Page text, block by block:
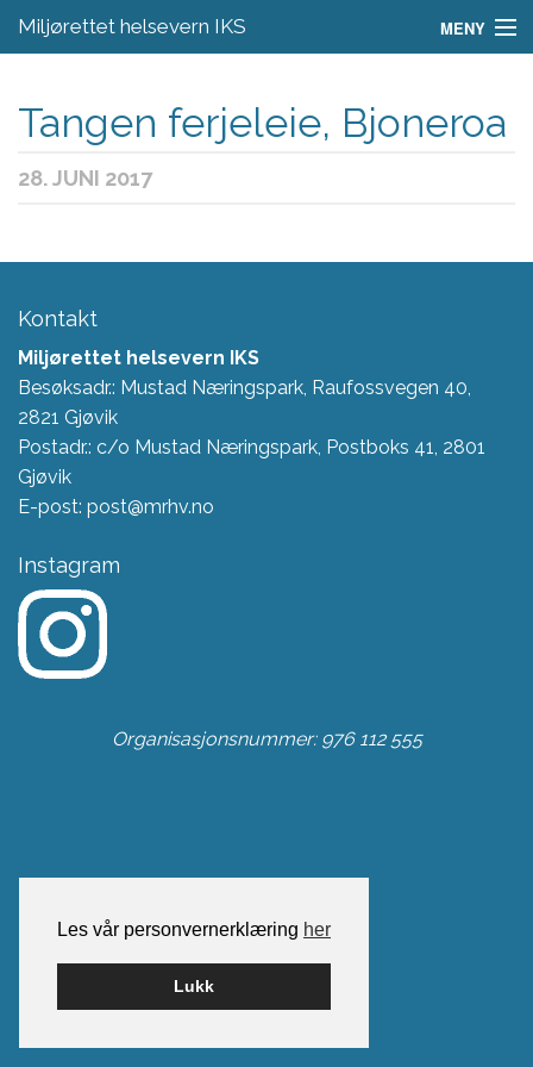
Les vår personvernerklæring her
Lukk
Miljørettet helsevern IKS MENY
Regelverk
Skjema
Tangen ferjeleie, Bjoneroa
28. JUNI 2017
Kontakt
Miljørettet helsevern IKS
Besøksadr.: Mustad Næringspark, Raufossvegen 40,
2821 Gjøvik
Postadr.: c/o Mustad Næringspark, Postboks 41, 2801
Gjøvik
E-post: post@mrhv.no
Instagram
Organisasjonsnummer: 976 112 555